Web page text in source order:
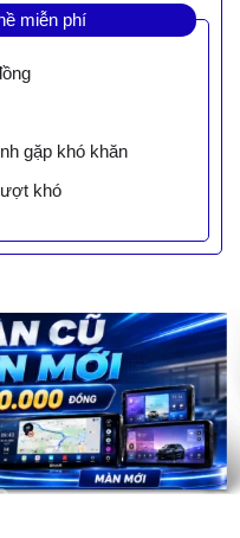
miễn phí
gặp khó khăn
khó